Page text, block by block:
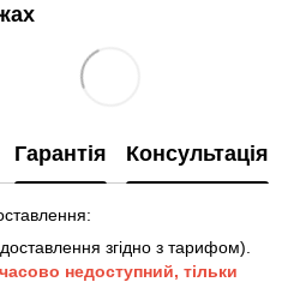
Гарантія Консультація
згідно з тарифом).
недоступний, тільки